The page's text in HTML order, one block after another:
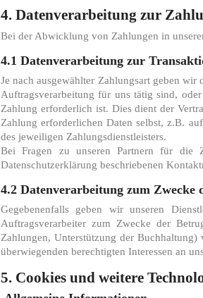
4. Datenverarbeitung zur
Bei der Abwicklung von Zahlungen in
4.1 Datenverarbeitung zur
Je nach ausgewählter Zahlungsart geben
Auftragsverarbeitung für uns tätig sind,
Zahlung erforderlich ist. Dies dient der
Zahlung erforderlichen Daten selbst, z.B.
des jeweiligen Zahlungsdienstleisters.
Bei Fragen zu unseren Partnern für die
Datenschutzerklärung beschriebenen
4.2 Datenverarbeitung zum
Gegebenenfalls geben wir unseren
Auftragsverarbeiter zum Zwecke der
Zahlungen, Unterstützung der
überwiegenden berechtigten Interessen an
5. Cookies und weitere